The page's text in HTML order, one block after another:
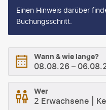
Einen Hinweis darüber
Buchungsschritt.
Wann & wie lange?
08.08.26 –
Wer
2 Erwachsene